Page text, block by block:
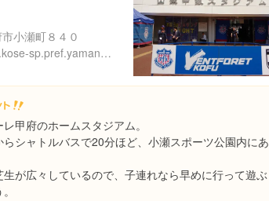
小瀬町８４０
http://www.kose-sp.pref.yamanashi.jp/guide/index.php?content_id=1
甲府のホームスタジアム。
らシャトルバスで20分ほど、小瀬スポーツ公園内にあ
が広々しているので、子連れなら早めに行って遊ぶ